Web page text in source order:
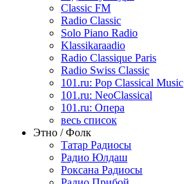
Classic FM
Radio Classic
Solo Piano Radio
Klassikaraadio
Radio Classique Paris
Radio Swiss Classic
101.ru: Pop Classical Music
101.ru: NeoClassical
101.ru: Опера
весь список
Этно / Фолк
Татар Радиосы
Радио Юлдаш
Роксана Радиосы